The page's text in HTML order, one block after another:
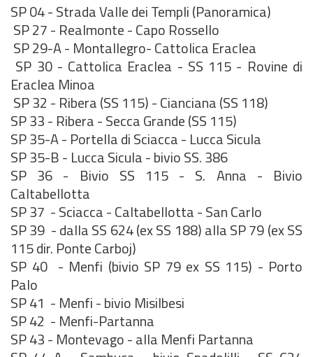
SP 04 - Strada Valle dei Templi (Panoramica)
SP 27 - Realmonte - Capo Rossello
SP 29-A - Montallegro- Cattolica Eraclea
SP 30 - Cattolica Eraclea - SS 115 - Rovine di
Eraclea Minoa
SP 32 - Ribera (SS 115) - Cianciana (SS 118)
SP 33 - Ribera - Secca Grande (SS 115)
SP 35-A - Portella di Sciacca - Lucca Sicula
SP 35-B - Lucca Sicula - bivio SS. 386
SP 36 - Bivio SS 115 - S. Anna - Bivio
Caltabellotta
SP 37 - Sciacca - Caltabellotta - San Carlo
SP 39 - dalla SS 624 (ex SS 188) alla SP 79 (ex SS
115 dir. Ponte Carboj)
SP 40 - Menfi (bivio SP 79 ex SS 115) - Porto
Palo
SP 41 - Menfi - bivio Misilbesi
SP 42 - Menfi-Partanna
SP 43 - Montevago - alla Menfi Partanna